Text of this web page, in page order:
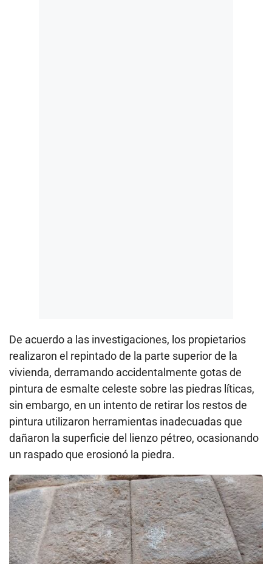
De acuerdo a las investigaciones, los propietarios
realizaron el repintado de la parte superior de la
vivienda, derramando accidentalmente gotas de
pintura de esmalte celeste sobre las piedras líticas,
sin embargo, en un intento de retirar los restos de
pintura utilizaron herramientas inadecuadas que
dañaron la superficie del lienzo pétreo, ocasionando
un raspado que erosionó la piedra.